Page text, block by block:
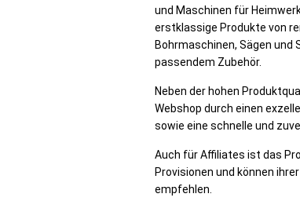
und Maschinen für
erstklassige Produkte von
Bohrmaschinen, Sägen und
passendem Zubehör.
Neben der hohen
Webshop durch einen
sowie eine schnelle und
Auch für Affiliates ist das
Provisionen und können
empfehlen.